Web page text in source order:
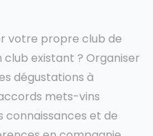
votre propre club de
existant ? Organiser
dégustations à
mets-vins
et de